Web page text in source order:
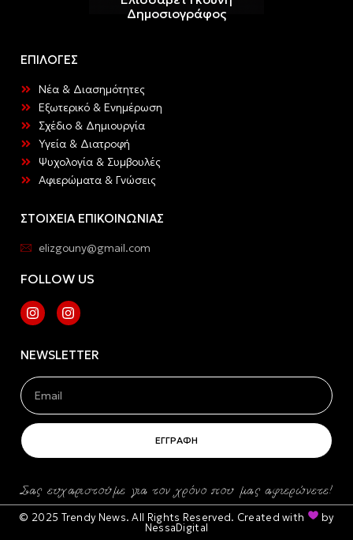
Δημοσιογράφος
ΕΠΙΛΟΓΕΣ
Νέα & Διασημότητες
Εξωτερικό & Ενημέρωση
Σχέδιο & Δημιουργία
Υγεία & Διατροφή
Ψυχολογία & Συμβουλές
Αφιερώματα & Γνώσεις
ΣΤΟΙΧΕΙΑ ΕΠΙΚΟΙΝΩΝΙΑΣ
elizgouny@gmail.com
FOLLOW US
NEWSLETTER
ΕΓΓΡΑΦΗ
Σας ευχαριστούμε για τον χρόνο που μας αφιερώνετε!
© 2025 Trendy News. All Rights Reserved. Created with by
NessaDigital